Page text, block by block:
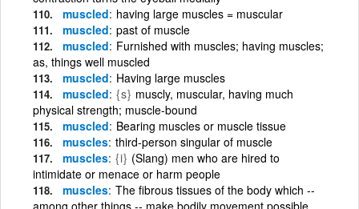
muscled having large muscles = muscular
muscled past of muscle
muscled Furnished with muscles; having muscles;
as, things well muscled
muscled Having large muscles
muscled {s} muscly, muscular, having much
physical strength; muscle-bound
muscled Bearing muscles or muscle tissue
muscles third-person singular of muscle
muscles {i} (Slang) men who are hired to
intimidate or menace or harm people
muscles The fibrous tissues of the body which --
among other things -- make bodily movement possible